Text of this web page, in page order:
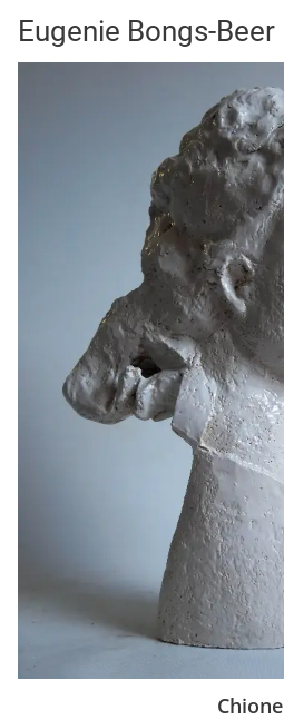
Eugenie Bongs-Beer
Chione